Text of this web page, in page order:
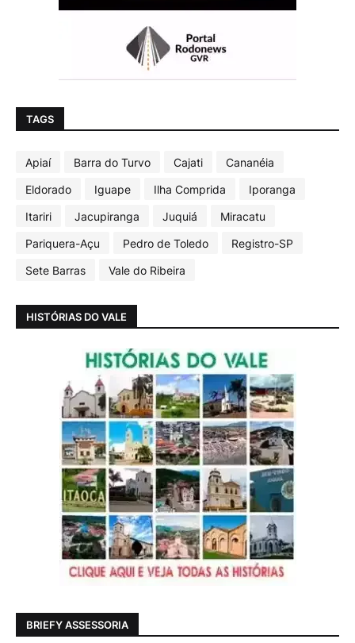
TAGS
Apiaí Barra do Turvo Cajati
Cananéia
Eldorado
Iguape Ilha Comprida
Iporanga
Itariri
Jacupiranga Juquiá
Miracatu
Pariquera-Açu
Pedro de Toledo
Registro-SP
Sete Barras
Vale do Ribeira
HISTÓRIAS DO VALE
BRIEFY ASSESSORIA